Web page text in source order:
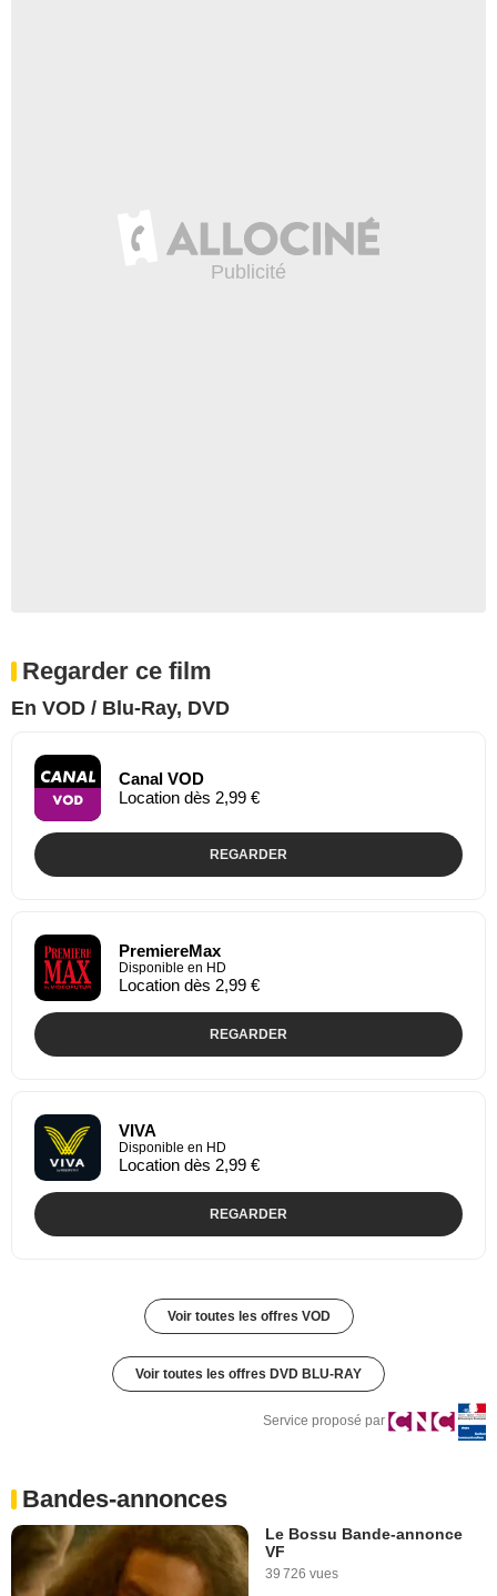
Regarder ce film
En VOD / Blu-Ray, DVD
Canal VOD
Location dès 2,99 €
REGARDER
PremiereMax
Disponible en HD
Location dès 2,99 €
REGARDER
VIVA
Disponible en HD
Location dès 2,99 €
REGARDER
Voir toutes les offres VOD
Voir toutes les offres DVD BLU-RAY
Service proposé par
Bandes-annonces
Le Bossu Bande-annonce
VF
39 726 vues